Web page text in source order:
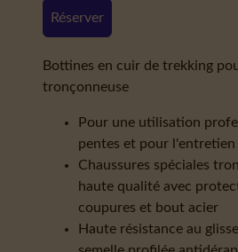
Réserver
Bottines en cuir de trekking
tronçonneuse
Pour une utilisation
pentes et pour l'entretien
Chaussures spéciales
haute qualité avec
coupures et bout acier
Haute résistance au